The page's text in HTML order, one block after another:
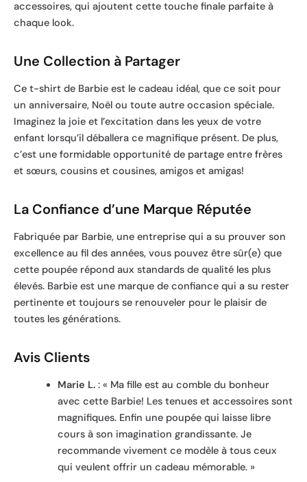
accessoires, qui ajoutent cette touche finale parfaite à
chaque look.
Une Collection à Partager
Ce t-shirt de Barbie est le cadeau idéal, que ce soit pour
un anniversaire, Noël ou toute autre occasion spéciale.
Imaginez la joie et l’excitation dans les yeux de votre
enfant lorsqu’il déballera ce magnifique présent. De plus,
c’est une formidable opportunité de partage entre frères
et sœurs, cousins et cousines, amigos et amigas!
La Confiance d’une Marque Réputée
Fabriquée par Barbie, une entreprise qui a su prouver son
excellence au fil des années, vous pouvez être sûr(e) que
cette poupée répond aux standards de qualité les plus
élevés. Barbie est une marque de confiance qui a su rester
pertinente et toujours se renouveler pour le plaisir de
toutes les générations.
Avis Clients
Marie L.: « Ma fille est au comble du bonheur
avec cette Barbie! Les tenues et accessoires sont
magnifiques. Enfin une poupée qui laisse libre
cours à son imagination grandissante. Je
recommande vivement ce modèle à tous ceux
qui veulent offrir un cadeau mémorable. »